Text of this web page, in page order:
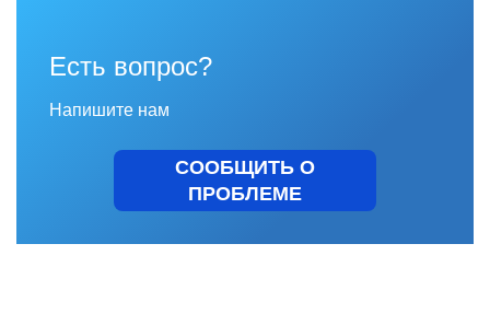
Есть вопрос?
Напишите нам
СООБЩИТЬ О
ПРОБЛЕМЕ